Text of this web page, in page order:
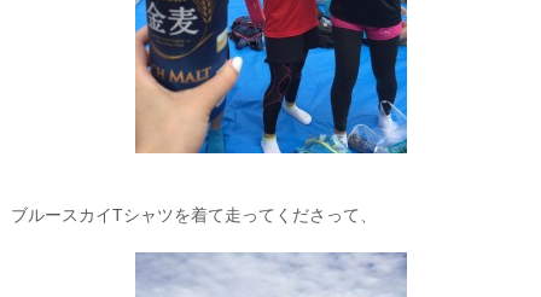
ブルースカイTシャツを着て走ってくださって、